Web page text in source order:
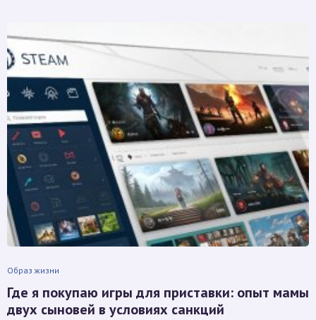
Образ жизни
Где я покупаю игры для приставки: опыт мамы
двух сыновей в условиях санкций